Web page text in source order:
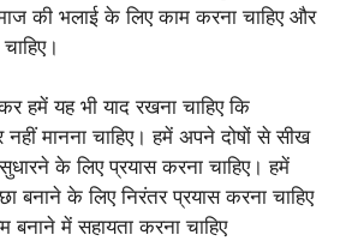
की भलाई के लिए काम करना चाहिए और
हमें यह भी याद रखना चाहिए कि
मानना चाहिए। हमें अपने दोषों से सीख
के लिए प्रयास करना चाहिए। हमें
बनाने के लिए निरंतर प्रयास करना चाहिए
बनाने में सहायता करना चाहिए